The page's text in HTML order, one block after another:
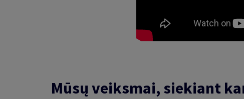
Mūsų veiksmai, siekiant